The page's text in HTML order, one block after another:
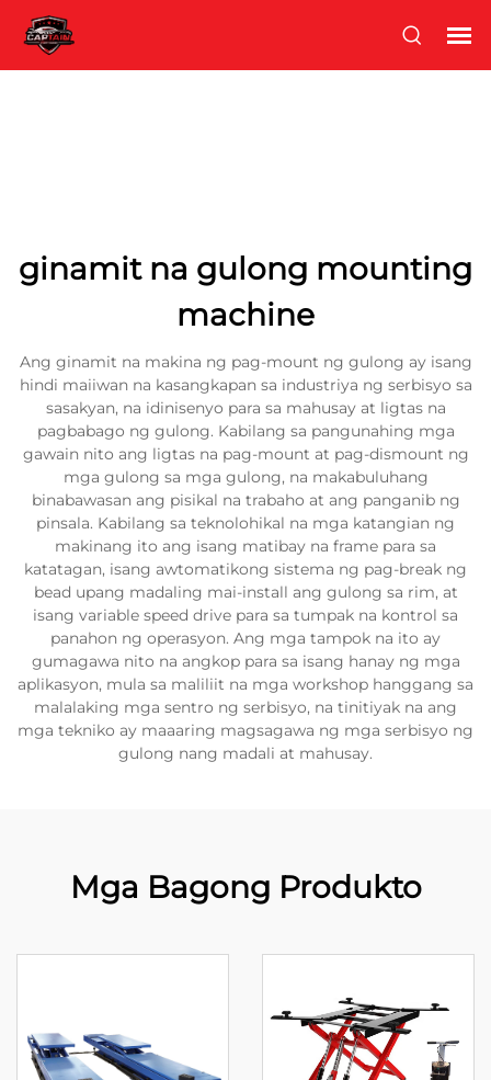
ginamit na gulong mounting
machine
Ang ginamit na makina ng pag-mount ng gulong ay isang
hindi maiiwan na kasangkapan sa industriya ng serbisyo sa
sasakyan, na idinisenyo para sa mahusay at ligtas na
pagbabago ng gulong. Kabilang sa pangunahing mga
gawain nito ang ligtas na pag-mount at pag-dismount ng
mga gulong sa mga gulong, na makabuluhang
binabawasan ang pisikal na trabaho at ang panganib ng
pinsala. Kabilang sa teknolohikal na mga katangian ng
makinang ito ang isang matibay na frame para sa
katatagan, isang awtomatikong sistema ng pag-break ng
bead upang madaling mai-install ang gulong sa rim, at
isang variable speed drive para sa tumpak na kontrol sa
panahon ng operasyon. Ang mga tampok na ito ay
gumagawa nito na angkop para sa isang hanay ng mga
aplikasyon, mula sa maliliit na mga workshop hanggang sa
malalaking mga sentro ng serbisyo, na tinitiyak na ang
mga tekniko ay maaaring magsagawa ng mga serbisyo ng
gulong nang madali at mahusay.
Mga Bagong Produkto